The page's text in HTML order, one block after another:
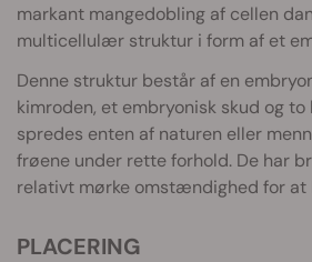
markant mangedobling af cellen
multicellulær struktur i form af et
Denne struktur består af en
kimroden, et embryonisk skud og
spredes enten af naturen eller
frøene under rette forhold. De har
relativt mørke omstændighed for at
PLACERING